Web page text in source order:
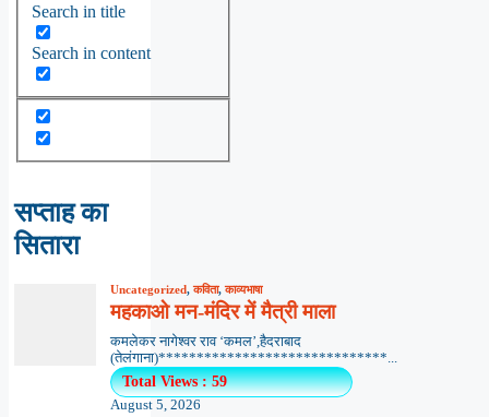
Search in title
Search in content
सप्ताह का
सितारा
Uncategorized,कविता,काव्यभाषा
महकाओ मन-मंदिर में मैत्री माला
कमलेकर नागेश्वर राव ‘कमल’,हैदराबाद
(तेलंगाना)******************************...
Total Views : 59
August 5, 2026